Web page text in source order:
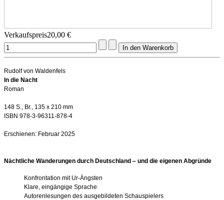
Verkaufspreis20,00 €
Rudolf von Waldenfels
In die Nacht
Roman
148 S., Br., 135 x 210 mm
ISBN 978-3-96311-878-4
Erschienen: Februar 2025
Nächtliche Wanderungen durch Deutschland – und die eigenen Abgründe
Konfrontation mit Ur-Ängsten
Klare, eingängige Sprache
Autorenlesungen des ausgebildeten Schauspielers